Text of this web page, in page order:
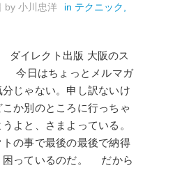
by 小川忠洋 in テクニック
ダイレクト出版 大阪のス
今日はちょっとメルマガ
じゃない。申し訳ないけ
か別のところに行っちゃ
よと、さまよっている。
の事で最後の最後で納得
困っているのだ。 だから